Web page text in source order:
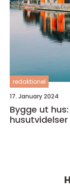
redaktionel
17. January 2024
Bygge ut
husutvidelser